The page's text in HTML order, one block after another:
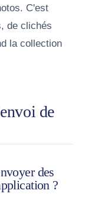
C'est
de clichés
la collection
de
des
?